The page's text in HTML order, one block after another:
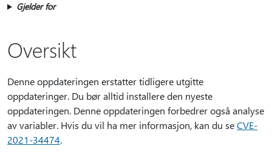
Gjelder for
Oversikt
Denne oppdateringen erstatter tidligere utgitte
oppdateringer. Du bør alltid installere den nyeste
oppdateringen. Denne oppdateringen forbedrer også analyse
av variabler. Hvis du vil ha mer informasjon, kan du seCVE-
2021-34474.